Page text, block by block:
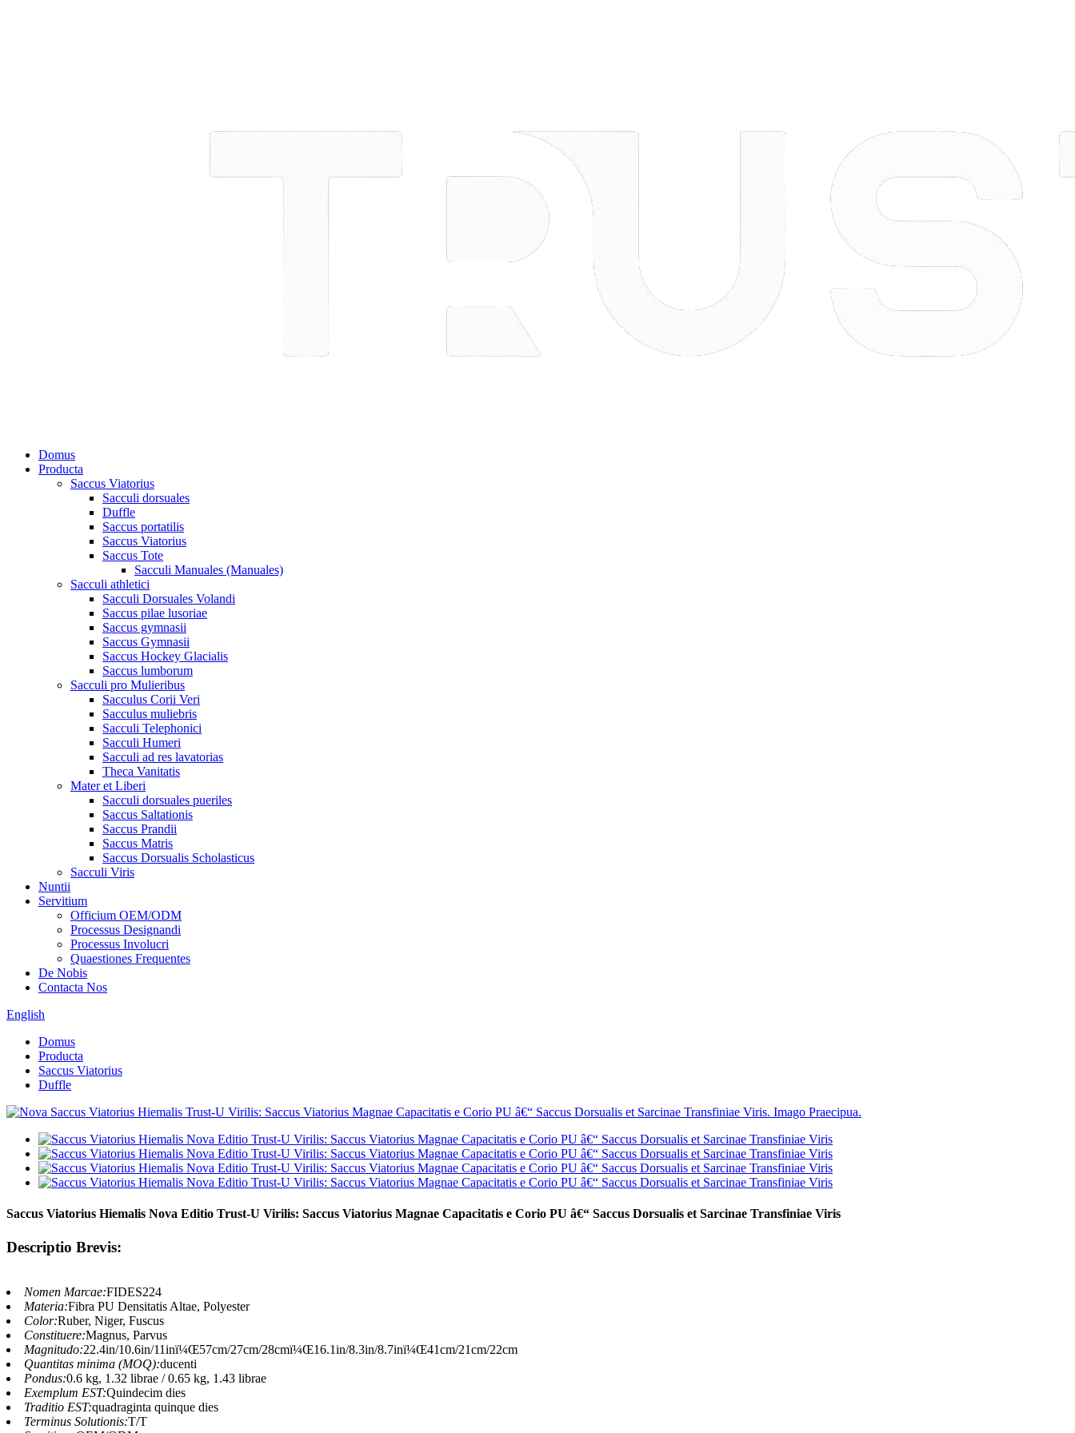
Domus
Producta
Saccus Viatorius
Sacculi dorsuales
Duffle
Saccus portatilis
Saccus Viatorius
Saccus Tote
Sacculi Manuales (Manuales)
Sacculi athletici
Sacculi Dorsuales Volandi
Saccus pilae lusoriae
Saccus gymnasii
Saccus Gymnasii
Saccus Hockey Glacialis
Saccus lumborum
Sacculi pro Mulieribus
Sacculus Corii Veri
Sacculus muliebris
Sacculi Telephonici
Sacculi Humeri
Sacculi ad res lavatorias
Theca Vanitatis
Mater et Liberi
Sacculi dorsuales pueriles
Saccus Saltationis
Saccus Prandii
Saccus Matris
Saccus Dorsualis Scholasticus
Sacculi Viris
Nuntii
Servitium
Officium OEM/ODM
Processus Designandi
Processus Involucri
Quaestiones Frequentes
De Nobis
Contacta Nos
English
Domus
Producta
Saccus Viatorius
Duffle
Saccus Viatorius Hiemalis Nova Editio Trust-U Virilis: Saccus Viatorius Magnae Capacitatis e Corio PU â€“ Saccus Dorsualis et Sarcinae Transfiniae Viris
Descriptio Brevis:
Nomen Marcae:FIDES224
Materia:Fibra PU Densitatis Altae, Polyester
Color:Ruber, Niger, Fuscus
Constituere:Magnus, Parvus
Magnitudo:22.4in/10.6in/11inï¼Œ57cm/27cm/28cmï¼Œ16.1in/8.3in/8.7inï¼Œ41cm/21cm/22cm
Quantitas minima (MOQ):ducenti
Pondus:0.6 kg, 1.32 librae / 0.65 kg, 1.43 librae
Exemplum EST:Quindecim dies
Traditio EST:quadraginta quinque dies
Terminus Solutionis:T/T